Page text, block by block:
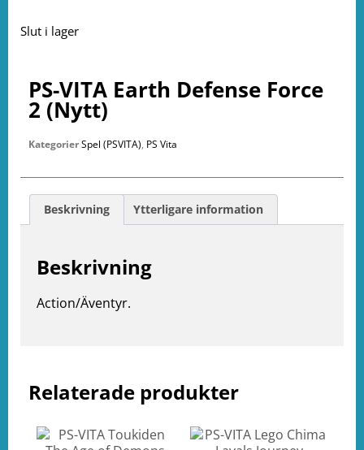
Slut i lager
Relaterade produkter
PS-VITA Earth Defense Force
2 (Nytt)
KategorierSpel (PSVITA), PS Vita
Beskrivning Ytterligare information
Beskrivning
Action/Äventyr.